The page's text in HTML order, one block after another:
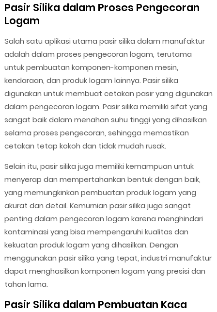
Pasir Silika dalam Proses Pengecoran
Logam
Salah satu aplikasi utama pasir silika dalam manufaktur
adalah dalam proses pengecoran logam, terutama
untuk pembuatan komponen-komponen mesin,
kendaraan, dan produk logam lainnya. Pasir silika
digunakan untuk membuat cetakan pasir yang digunakan
dalam pengecoran logam. Pasir silika memiliki sifat yang
sangat baik dalam menahan suhu tinggi yang dihasilkan
selama proses pengecoran, sehingga memastikan
cetakan tetap kokoh dan tidak mudah rusak.
Selain itu, pasir silika juga memiliki kemampuan untuk
menyerap dan mempertahankan bentuk dengan baik,
yang memungkinkan pembuatan produk logam yang
akurat dan detail. Kemurnian pasir silika juga sangat
penting dalam pengecoran logam karena menghindari
kontaminasi yang bisa mempengaruhi kualitas dan
kekuatan produk logam yang dihasilkan. Dengan
menggunakan pasir silika yang tepat, industri manufaktur
dapat menghasilkan komponen logam yang presisi dan
tahan lama.
Pasir Silika dalam Pembuatan Kaca